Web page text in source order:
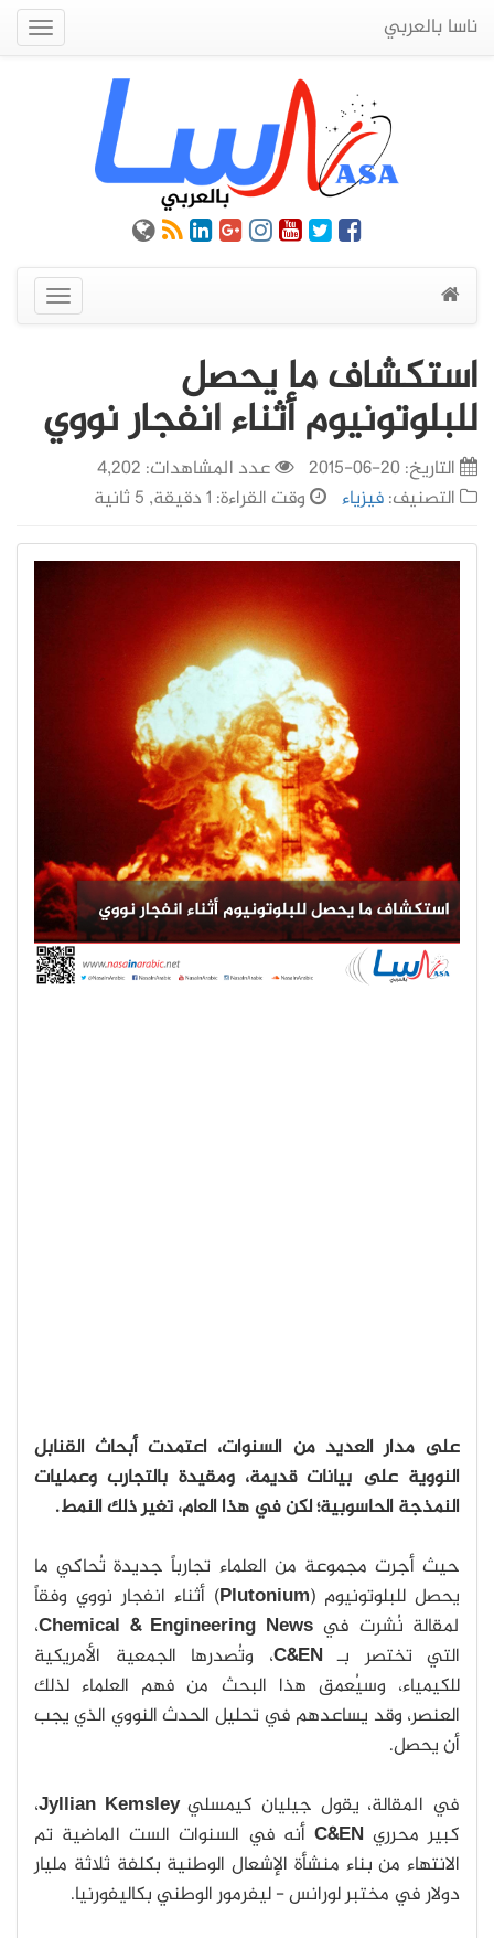
ناسا بالعربي
عرض
القائمة
استكشاف ما يحصل
للبلوتونيوم أثناء انفجار نووي
التاريخ:20-06-2015
عدد المشاهدات: 4,202
التصنيف:فيزياء وقت القراءة: 1 دقيقة, 5 ثانية
على مدار العديد من السنوات، اعتمدت أبحاث القنابل
النووية على بيانات قديمة، ومقيدة بالتجارب وعمليات
النمذجة الحاسوبية؛ لكن في هذا العام، تغير ذلك النمط.
حيث أجرت مجموعة من العلماء تجارباً جديدة تُحاكي ما
يحصل للبلوتونيوم (Plutonium) أثناء انفجار نووي وفقاً
لمقالة نُشرت فيChemical & Engineering News،
التي تختصر بـC&EN، وتُصدرها الجمعية الأمريكية
للكيمياء، وسيُعمق هذا البحث من فهم العلماء لذلك
العنصر، وقد يساعدهم في تحليل الحدث النووي الذي يجب
أن يحصل.
في المقالة، يقول جيليان كيمسليJyllian Kemsley،
كبير محرري C&ENأنه في السنوات الست الماضية تم
الانتهاء من بناء منشأة الإشعال الوطنية بكلفة ثلاثة مليار
دولار في مختبر لورانس - ليفرمور الوطني بكاليفورنيا.